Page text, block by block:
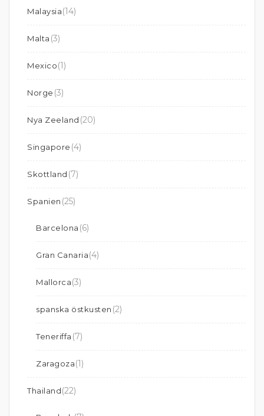
Malaysia(14)
Malta (3)
Mexico(1)
Norge (3)
Nya Zeeland (20)
Singapore (4)
Skottland (7)
Spanien (25)
Barcelona (6)
Gran Canaria(4)
Mallorca(3)
spanska östkusten (2)
Teneriffa (7)
Zaragoza(1)
Thailand(22)